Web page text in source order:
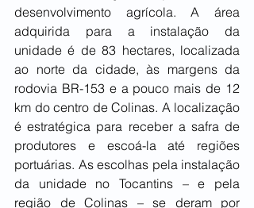
desenvolvimento agrícola. A área
adquirida para a instalação da
unidade é de 83 hectares, localizada
ao norte da cidade, às margens da
rodovia BR-153 e a pouco mais de 12
km do centro de Colinas. A localização
é estratégica para receber a safra de
produtores e escoá-la até regiões
portuárias. As escolhas pela instalação
da unidade no Tocantins – e pela
região de Colinas – se deram por